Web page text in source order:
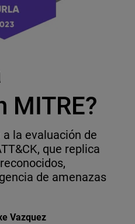
MITRE?
la evaluación de
que replica
de amenazas
Vazquez